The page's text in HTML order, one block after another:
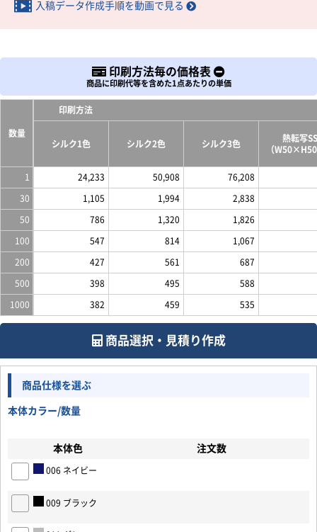
入稿データ作成手順を動画で見る
印刷方法毎の価格表
商品に印刷代等を含めた1点あたりの単価
数量
印刷方法
シルク1色 シルク2色 シルク3色
熱転写
（
1 24,233 50,908 76,208
30 1,105 1,994 2,838
50 786 1,320 1,826
100 547 814 1,067
200 427 561 687
500 398 495 588
1000 382 459 535
商品選択・見積り作成
商品仕様を選ぶ
本体カラー/数量
本体色 注文数
006 ネイビー
009 ブラック